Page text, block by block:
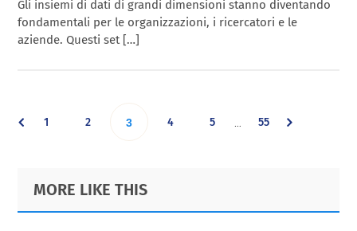
Gli insiemi di dati di grandi dimensioni stanno diventando
fondamentali per le organizzazioni, i ricercatori e le
aziende. Questi set […]
Go
page
1 Go
page
2 Go
page
3 Go
4 Go
5
pagesGo
55
Primary
Sidebar
Footer
MORE LIKE THIS